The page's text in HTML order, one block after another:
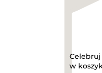
Celebruj
w